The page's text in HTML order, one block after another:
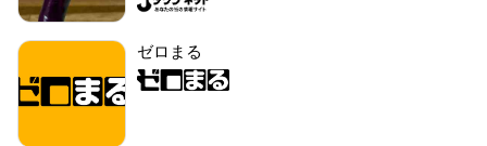
ゼロまる